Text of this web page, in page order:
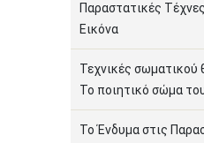
Παραστατικές
Εικόνα
Τεχνικές σωματικού
Το ποιητικό σώμα
Το Ένδυμα στις